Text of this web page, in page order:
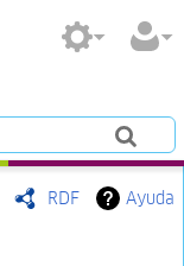
RDF Ayuda